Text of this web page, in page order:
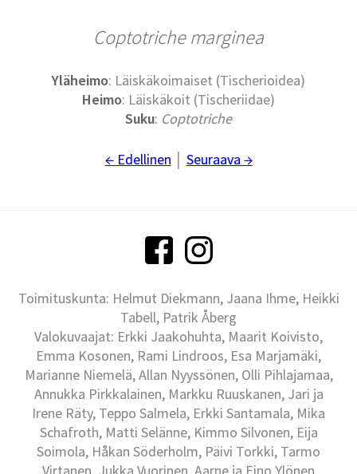
Coptotriche marginea
Yläheimo: Läiskäkoimaiset (Tischerioidea)
Heimo: Läiskäkoit (Tischeriidae)
Suku: Coptotriche
← Edellinen Seuraava →
Toimituskunta: Helmut Diekmann, Jaana Ihme, Heikki
Tabell, Patrik Åberg
Valokuvaajat: Erkki Jaakohuhta, Maarit Koivisto,
Emma Kosonen, Rami Lindroos, Esa Marjamäki,
Marianne Niemelä, Allan Nyyssönen, Olli Pihlajamaa,
Annukka Pirkkalainen, Markku Ruuskanen, Jari ja
Irene Räty, Teppo Salmela, Erkki Santamala, Mika
Schafroth, Matti Selänne, Kimmo Silvonen, Eija
Soimola, Håkan Söderholm, Päivi Torkki, Tarmo